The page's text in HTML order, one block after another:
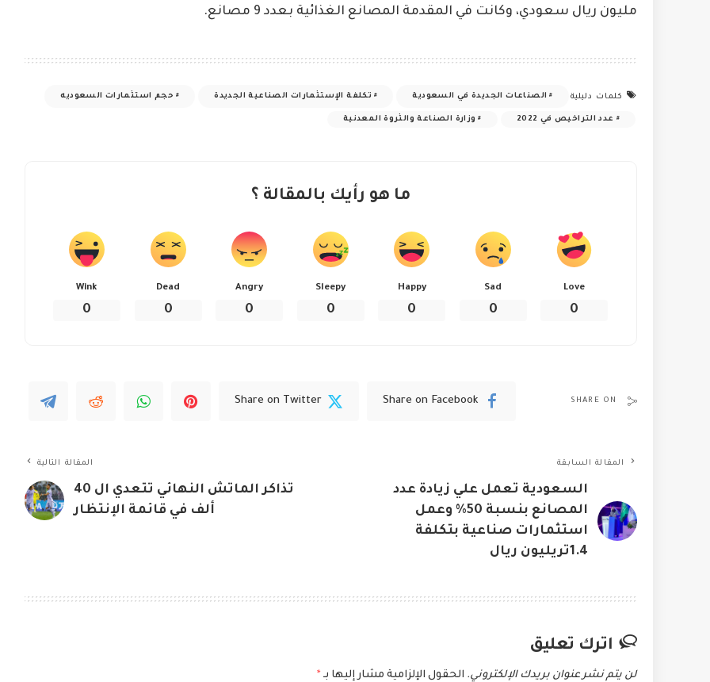
مليون ريال سعودي، وكانت في المقدمة المصانع الغذائية بعدد 9 مصانع.
كلمات دليلية الصناعات الجديدة في السعودية تكلفة الإستثمارات الصناعية الجديدة حجم استثمارات السعوديه
عدد التراخيص في 2022 وزارة الصناعة والثروة المعدنية
ما هو رأيك بالمقالة ؟
Love
0
Sad
0
Happy
0
Sleepy
0
Angry
0
Dead
0
Wink
0
SHARE ON
Share on Facebook
Share on Twitter
المقالة السابقة
السعودية تعمل علي زيادة عدد
المصانع بنسبة 50% وعمل
استثمارات صناعية بتكلفة
1.4تريليون ريال
المقالة التالية
تذاكر الماتش النهائي تتعدي ال 40
ألف في قائمة الإنتظار
اترك تعليق
لن يتم نشر عنوان بريدك الإلكتروني. الحقول الإلزامية مشار إليها بـ *